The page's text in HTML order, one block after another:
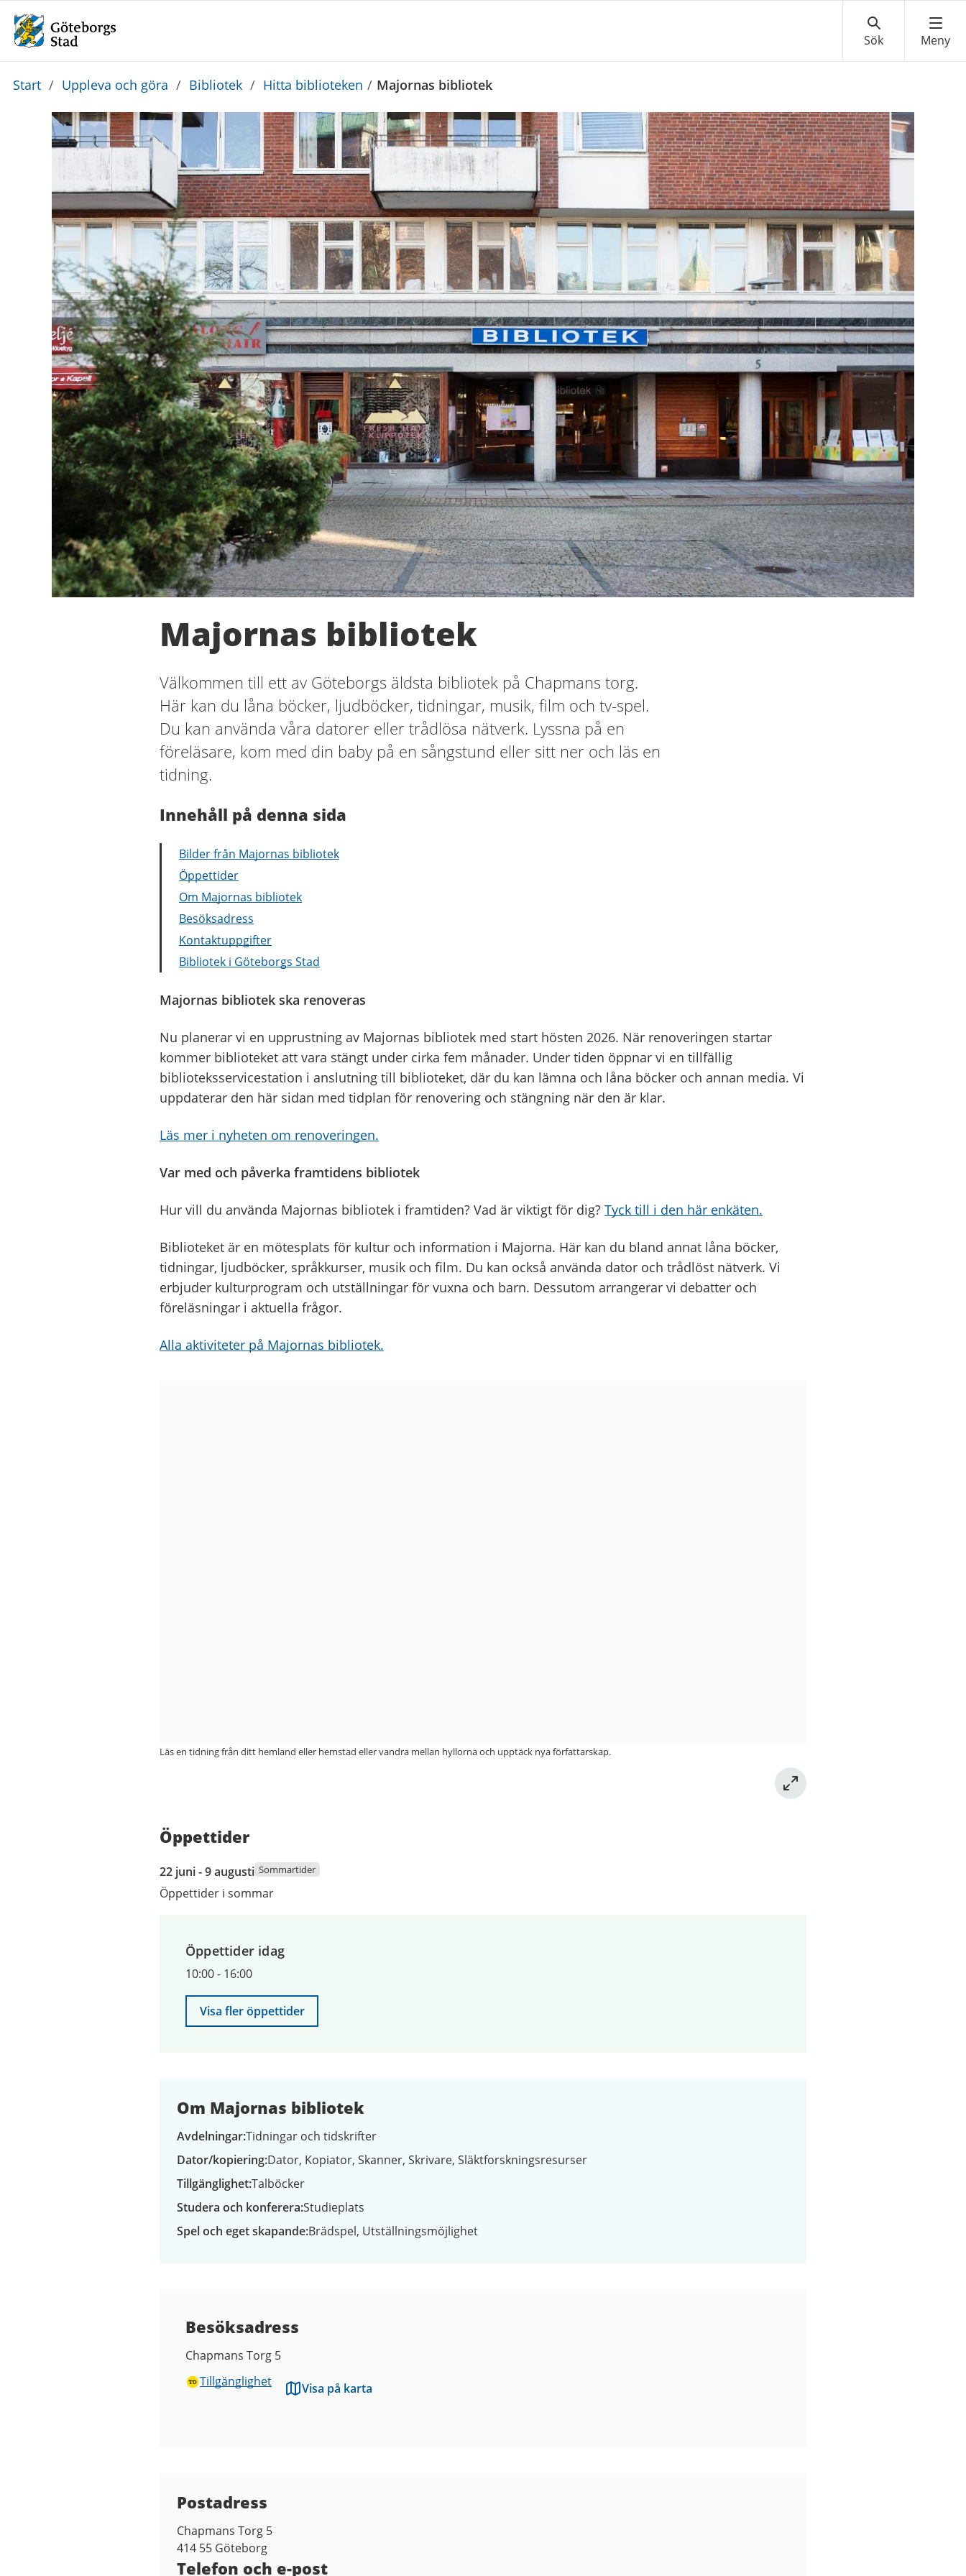
Du
Start / Uppleva och göra / Bibliotek / Hitta biblioteken / Majornas bibliotek
Majornas bibliotek
Välkommen till ett av Göteborgs äldsta bibliotek på Chapmans torg.
Här kan du låna böcker, ljudböcker, tidningar, musik, film och tv-spel.
Du kan använda våra datorer eller trådlösa nätverk. Lyssna på en
föreläsare, kom med din baby på en sångstund eller sitt ner och läs en
tidning.
Innehåll på denna sida
Bilder från Majornas bibliotek
Öppettider
Om Majornas bibliotek
Besöksadress
Kontaktuppgifter
Bibliotek i Göteborgs Stad
Majornas bibliotek ska renoveras
Nu planerar vi en upprustning av Majornas bibliotek med start hösten 2026. När renoveringen startar
kommer biblioteket att vara stängt under cirka fem månader. Under tiden öppnar vi en tillfällig
biblioteksservicestation i anslutning till biblioteket, där du kan lämna och låna böcker och annan media. Vi
uppdaterar den här sidan med tidplan för renovering och stängning när den är klar.
Läs mer i nyheten om renoveringen.
Var med och påverka framtidens bibliotek
Hur vill du använda Majornas bibliotek i framtiden? Vad är viktigt för dig? Tyck till i den här enkäten.
Biblioteket är en mötesplats för kultur och information i Majorna. Här kan du bland annat låna böcker,
tidningar, ljudböcker, språkkurser, musik och film. Du kan också använda dator och trådlöst nätverk. Vi
erbjuder kulturprogram och utställningar för vuxna och barn. Dessutom arrangerar vi debatter och
föreläsningar i aktuella frågor.
Alla aktiviteter på Majornas bibliotek.
Läs en tidning från ditt hemland eller hemstad eller vandra mellan hyllorna och upptäck nya författarskap.
Öppettider
22
juni
2026
augusti
22 juni - 9 augusti Sommartider
Öppettider i sommar
Öppettider idag
10:00- 16:00
Visa fler öppettider
Om Majornas bibliotek
AvdelningarTidningar och tidskrifter
Dator/kopiering Dator Kopiator Skanner Skrivare Släktforskningsresurser
TillgänglighetTalböcker
Studera och konferera Studieplats
Spel och eget skapande Brädspel Utställningsmöjlighet
Besöksadress
Chapmans Torg 5
Tillgänglighet
Visa på karta
Postadress
Chapmans Torg 5
414 55 Göteborg
Telefon och e-post